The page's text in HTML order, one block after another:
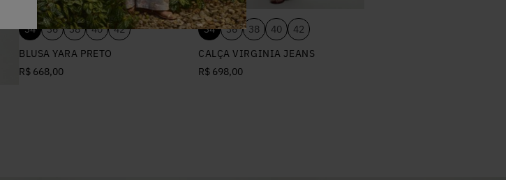
34 36 38 40
42
BLUSA YARA PRETO
R$ 668,00
34 36 38 40
42
CALÇA VIRGINIA JEANS
R$ 698,00